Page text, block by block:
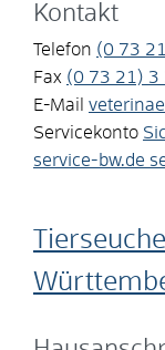
Kontakt
Telefon (0 73
Fax (0 73 21) 3
E-Mail
Servicekonto
service-bw.de